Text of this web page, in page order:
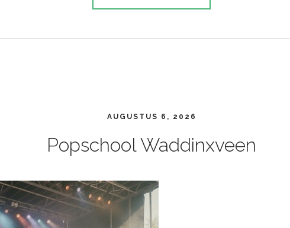
AUGUSTUS 6, 2026
Popschool Waddinxveen